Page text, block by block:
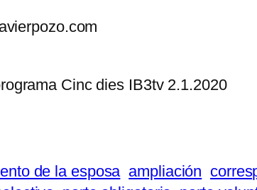
Cinc dies IB3tv 2.1.2020
de la esposa ampliación